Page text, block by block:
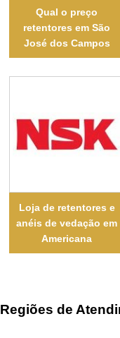
Qual o preço
retentores em São
José dos Campos
Loja de retentores e
anéis de vedação em
Americana
Regiões de